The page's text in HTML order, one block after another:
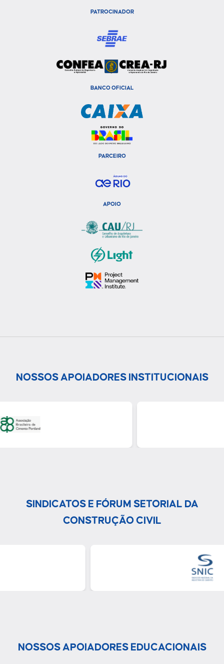
PATROCINADOR
BANCO OFICIAL
PARCEIRO
APOIO
NOSSOS APOIADORES INSTITUCIONAIS
SINDICATOS E FÓRUM SETORIAL DA
CONSTRUÇÃO CIVIL
NOSSOS APOIADORES EDUCACIONAIS